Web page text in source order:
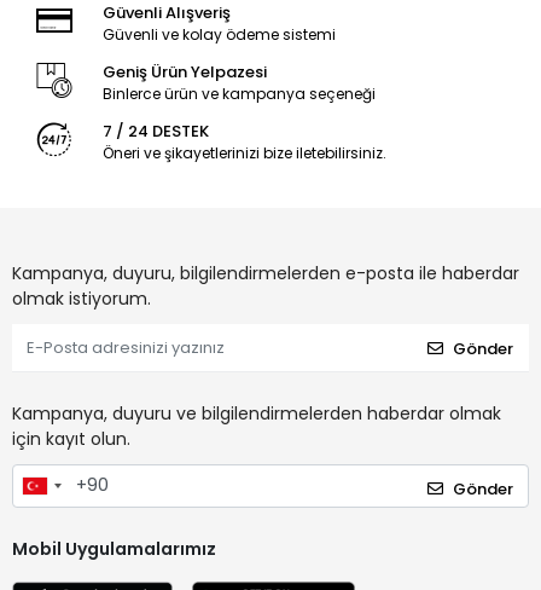
Güvenli Alışveriş
Güvenli ve kolay ödeme sistemi
Geniş Ürün Yelpazesi
Binlerce ürün ve kampanya seçeneği
7 / 24 DESTEK
Öneri ve şikayetlerinizi bize iletebilirsiniz.
Kampanya, duyuru, bilgilendirmelerden e-posta ile haberdar
olmak istiyorum.
Gönder
Kampanya, duyuru ve bilgilendirmelerden haberdar olmak
için kayıt olun.
Gönder
Mobil Uygulamalarımız